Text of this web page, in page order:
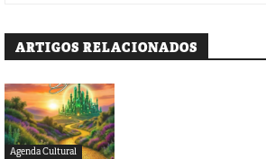
ARTIGOS RELACIONADOS
Agenda Cultural